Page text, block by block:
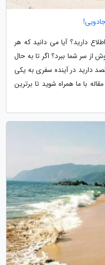
دارید؟ آیا می دانید که هر
از سر شما ببرد؟ اگر تا به حال
دارید در آینده سفری به یکی
با ما همراه شوید تا برترین